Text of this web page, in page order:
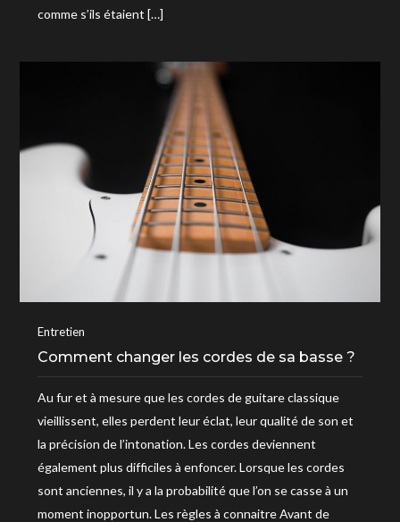
comme s’ils étaient […]
Entretien
Comment changer les cordes de sa basse ?
Au fur et à mesure que les cordes de guitare classique
vieillissent, elles perdent leur éclat, leur qualité de son et
la précision de l’intonation. Les cordes deviennent
également plus difficiles à enfoncer. Lorsque les cordes
sont anciennes, il y a la probabilité que l’on se casse à un
moment inopportun. Les règles à connaitre Avant de